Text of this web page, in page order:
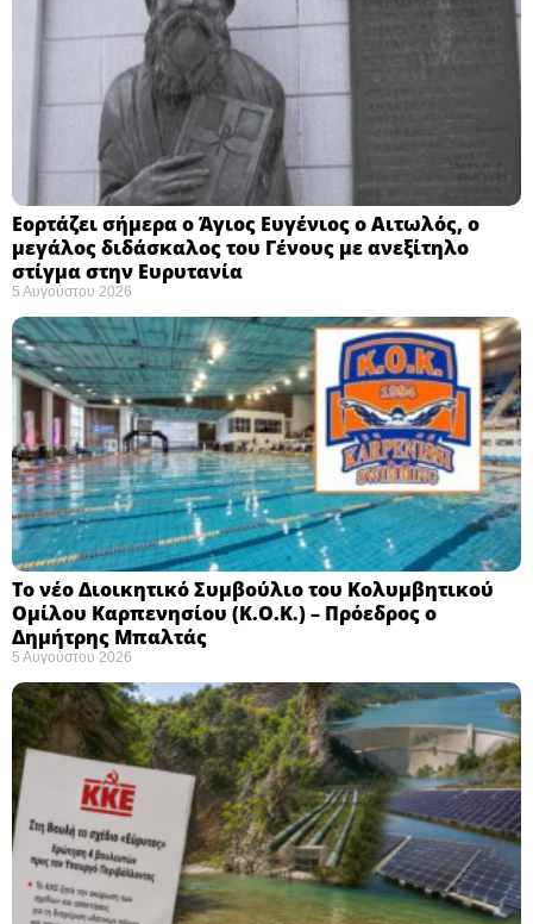
Εορτάζει σήμερα ο Άγιος Ευγένιος ο Αιτωλός, ο
μεγάλος διδάσκαλος του Γένους με ανεξίτηλο
στίγμα στην Ευρυτανία
5 Αυγούστου 2026
Το νέο Διοικητικό Συμβούλιο του Κολυμβητικού
Ομίλου Καρπενησίου (Κ.Ο.Κ.) – Πρόεδρος ο
Δημήτρης Μπαλτάς
5 Αυγούστου 2026